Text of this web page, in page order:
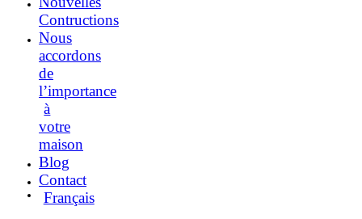
Contructions
Nous
accordons
de
l’importance
à
votre
maison
Blog
Contact
Français